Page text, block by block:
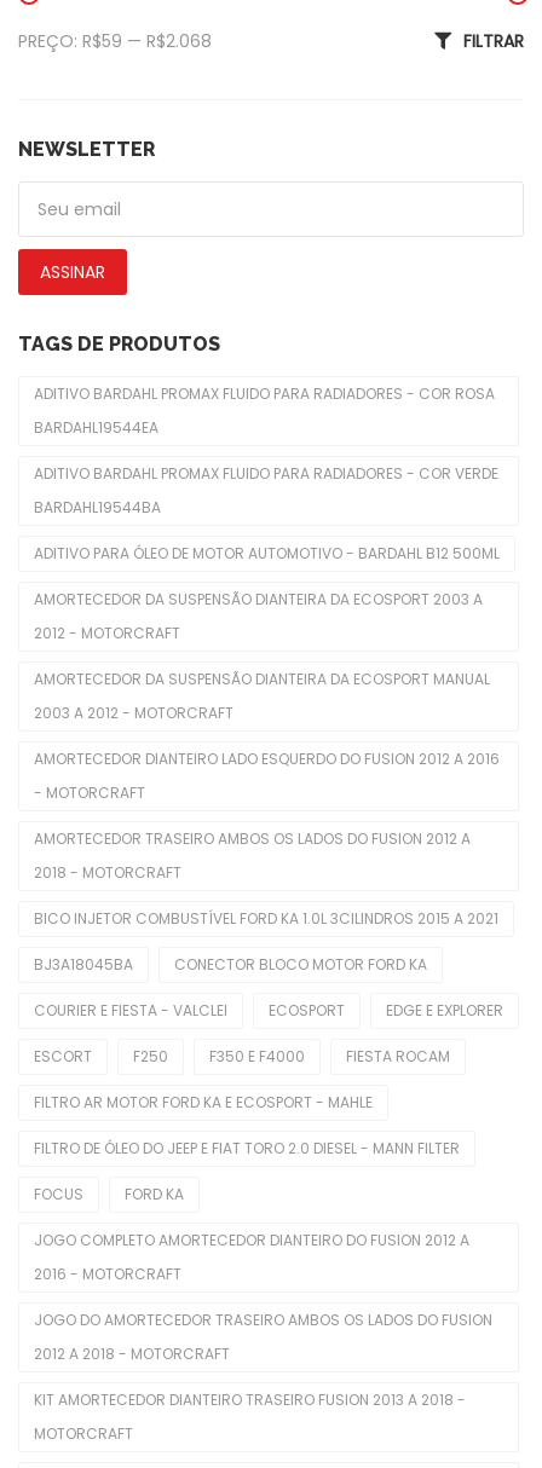
Amortecedor Tampa Traseira
De Piscas
Faróis Dianteiros
Fechadura De Capôs
Limpadores De Para-Brisas
Molduras De Faróis
Freio
Cabo Do Freio De Mão
Pastilhas De Freios
Servo Freio
Comutadores De Ignição
Difusores De Ar
Interruptores De Direção
Manopla De Câmbio
Pedais Do Freio
Limpeza Automotiva
Bombas De Combustível
Bombas De Óleo
Preço mínimo
Preço máximo FILTRAR
PREÇO: R$59 — R$2.068
NEWSLETTER
ASSINAR
TAGS DE PRODUTOS
ADITIVO BARDAHL PROMAX FLUIDO PARA RADIADORES - COR ROSA
BARDAHL19544EA
ADITIVO BARDAHL PROMAX FLUIDO PARA RADIADORES - COR VERDE
BARDAHL19544BA
ADITIVO PARA ÓLEO DE MOTOR AUTOMOTIVO - BARDAHL B12 500ML
AMORTECEDOR DA SUSPENSÃO DIANTEIRA DA ECOSPORT 2003 A
2012 - MOTORCRAFT
AMORTECEDOR DA SUSPENSÃO DIANTEIRA DA ECOSPORT MANUAL
2003 A 2012 - MOTORCRAFT
AMORTECEDOR DIANTEIRO LADO ESQUERDO DO FUSION 2012 A 2016
- MOTORCRAFT
AMORTECEDOR TRASEIRO AMBOS OS LADOS DO FUSION 2012 A
2018 - MOTORCRAFT
BICO INJETOR COMBUSTÍVEL FORD KA 1.0L 3CILINDROS 2015 A 2021
BJ3A18045BA CONECTOR BLOCO MOTOR FORD KA
COURIER E FIESTA - VALCLEI ECOSPORT EDGE E EXPLORER
ESCORT F250 F350 E F4000 FIESTA ROCAM
FILTRO AR MOTOR FORD KA E ECOSPORT - MAHLE
FILTRO DE ÓLEO DO JEEP E FIAT TORO 2.0 DIESEL - MANN FILTER
FOCUS FORD KA
JOGO COMPLETO AMORTECEDOR DIANTEIRO DO FUSION 2012 A
2016 - MOTORCRAFT
JOGO DO AMORTECEDOR TRASEIRO AMBOS OS LADOS DO FUSION
2012 A 2018 - MOTORCRAFT
KIT AMORTECEDOR DIANTEIRO TRASEIRO FUSION 2013 A 2018 -
MOTORCRAFT